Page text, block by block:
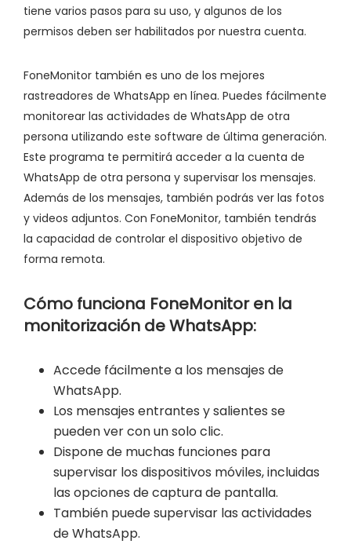
tiene varios pasos para su uso, y algunos de los
permisos deben ser habilitados por nuestra cuenta.
FoneMonitor también es uno de los mejores
rastreadores de WhatsApp en línea. Puedes fácilmente
monitorear las actividades de WhatsApp de otra
persona utilizando este software de última generación.
Este programa te permitirá acceder a la cuenta de
WhatsApp de otra persona y supervisar los mensajes.
Además de los mensajes, también podrás ver las fotos
y videos adjuntos. Con FoneMonitor, también tendrás
la capacidad de controlar el dispositivo objetivo de
forma remota.
Cómo funciona FoneMonitor en la
monitorización de WhatsApp:
Accede fácilmente a los mensajes de
WhatsApp.
Los mensajes entrantes y salientes se
pueden ver con un solo clic.
Dispone de muchas funciones para
supervisar los dispositivos móviles, incluidas
las opciones de captura de pantalla.
También puede supervisar las actividades
de WhatsApp.